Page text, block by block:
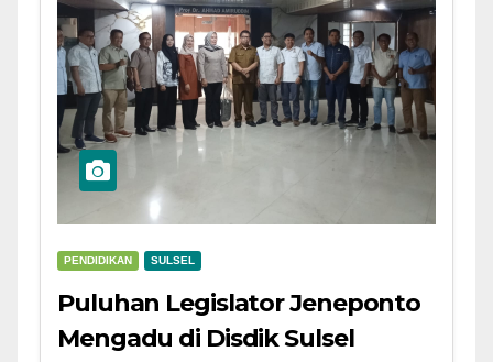
PENDIDIKAN SULSEL
Puluhan Legislator Jeneponto
Mengadu di Disdik Sulsel